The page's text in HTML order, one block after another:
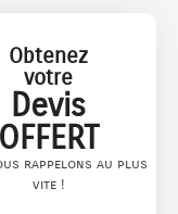
Obtenez
votre
Devis
OFFERT
rappelons au plus
vite !